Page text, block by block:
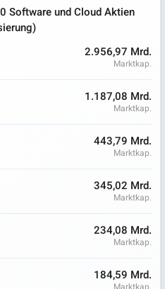
Software und Cloud Aktien
2.956,97 Mrd.
Marktkap.
1.187,08 Mrd.
Marktkap.
443,79 Mrd.
Marktkap.
345,02 Mrd.
Marktkap.
234,08 Mrd.
Marktkap.
184,59 Mrd.